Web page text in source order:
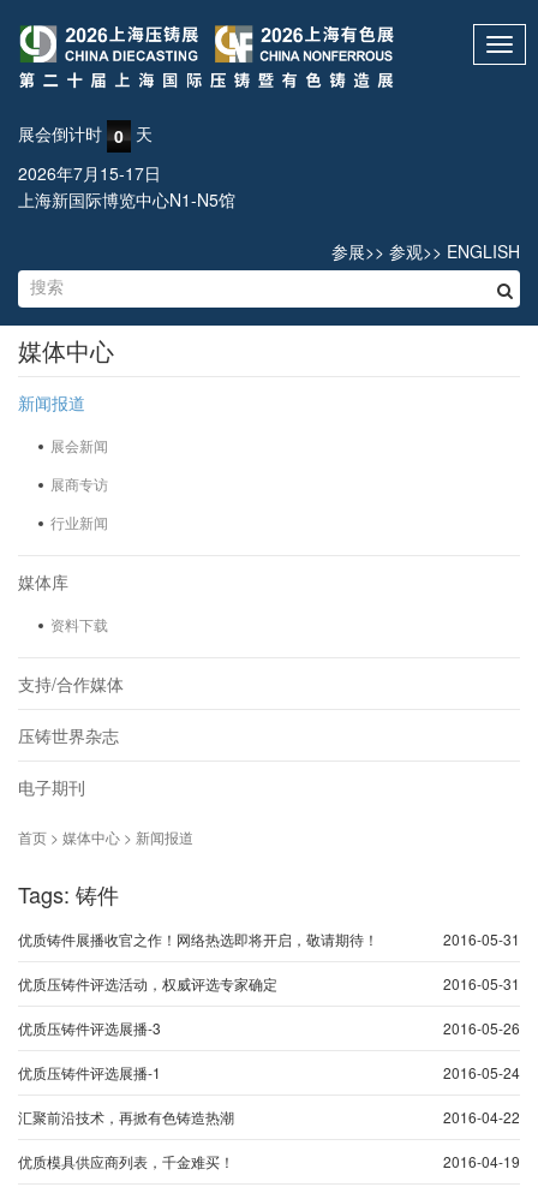
展会倒计时 0 天
2026年7月15-17日
上海新国际博览中心N1-N5馆
参展>> 参观>> ENGLISH
媒体中心
新闻报道
展会新闻
展商专访
行业新闻
媒体库
资料下载
支持/合作媒体
压铸世界杂志
电子期刊
首页 > 媒体中心 > 新闻报道
Tags: 铸件
2016-05-31
优质铸件展播收官之作！网络热选即将开启，敬请期待！
2016-05-31
优质压铸件评选活动，权威评选专家确定
2016-05-26
优质压铸件评选展播-3
2016-05-24
优质压铸件评选展播-1
2016-04-22
汇聚前沿技术，再掀有色铸造热潮
2016-04-19
优质模具供应商列表，千金难买！